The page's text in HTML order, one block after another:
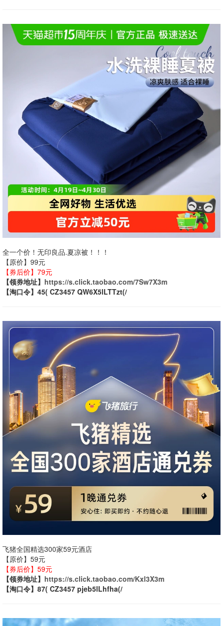
全一个价！无印良品.夏凉被！！！
【原价】99元
【券后价】79元
【领券地址】 https://s.click.taobao.com/7Sw7X3m
【淘口令】45( CZ3457 QW6X5lLTTzt(/
飞猪全国精选300家59元酒店
【原价】59元
【券后价】59元
【领券地址】 https://s.click.taobao.com/Kxl3X3m
【淘口令】87( CZ3457 pjeb5lLhfha(/